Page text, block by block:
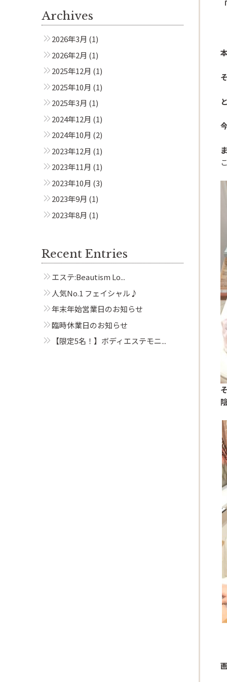
Archives
2026年3月 (1)
2026年2月 (1)
2025年12月 (1)
2025年10月 (1)
2025年3月 (1)
2024年12月 (1)
2024年10月 (2)
2023年12月 (1)
2023年11月 (1)
2023年10月 (3)
2023年9月 (1)
2023年8月 (1)
Recent Entries
エステ:Beautism Lo...
人気No.1 フェイシャル♪
年末年始営業日のお知らせ
臨時休業日のお知らせ
【限定5名！】ボディエステモニ...
Beautism